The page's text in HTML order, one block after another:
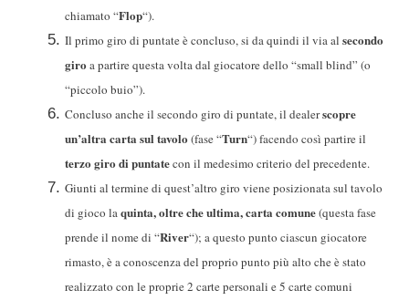
chiamato “Flop“).
Il primo giro di puntate è concluso, si da quindi il via al secondo
giro a partire questa volta dal giocatore dello “small blind” (o
“piccolo buio”).
Concluso anche il secondo giro di puntate, il dealerscopre
un’altra carta sul tavolo (fase “Turn“) facendo così partire il
terzo giro di puntatecon il medesimo criterio del precedente.
Giunti al termine di quest’altro giro viene posizionata sul tavolo
di gioco la quinta, oltre che ultima, carta comune(questa fase
prende il nome di “River“); a questo punto ciascun giocatore
rimasto, è a conoscenza del proprio punto più alto che è stato
realizzato con le proprie 2 carte personali e 5 carte comuni